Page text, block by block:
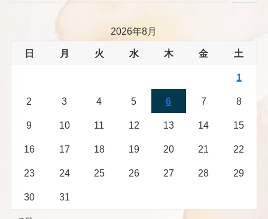
2026年8月
日 月 火 水 木 金 土
1
2 3 4 5 6 7 8
9 10 11 12 13 14 15
16 17 18 19 20 21 22
23 24 25 26 27 28 29
30 31